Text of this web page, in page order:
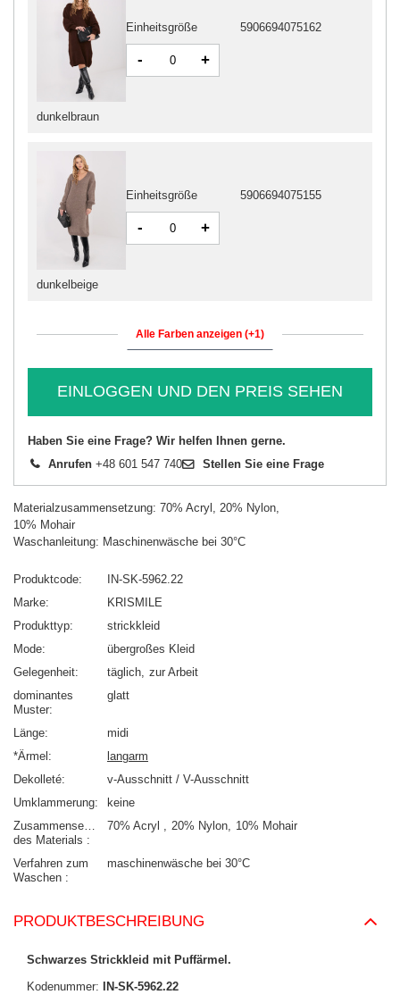
dunkelbraun
Einheitsgröße 5906694075162
- +
dunkelbeige
Einheitsgröße 5906694075155
- +
Alle Farben anzeigen (+1)
EINLOGGEN UND DEN PREIS SEHEN
Haben Sie eine Frage? Wir helfen Ihnen gerne.
Anrufen +48 601 547 740 Stellen Sie eine Frage
Materialzusammensetzung: 70% Acryl, 20% Nylon,
10% Mohair
Waschanleitung: Maschinenwäsche bei 30°C
Produktcode
IN-SK-5962.22
Marke
KRISMILE
Produkttyp
strickkleid
Mode
übergroßes Kleid
Gelegenheit
täglich zur Arbeit
dominantes
Muster
glatt
Länge
midi
*Ärmel
langarm
Dekolleté
v-Ausschnitt / V-Ausschnitt
Umklammerung
keine
Zusammensetzung
des Materials
70% Acryl 20% Nylon 10% Mohair
Verfahren zum
Waschen
maschinenwäsche bei 30°C
PRODUKTBESCHREIBUNG
Schwarzes Strickkleid mit Puffärmel.
Kodenummer:
IN-SK-5962.22